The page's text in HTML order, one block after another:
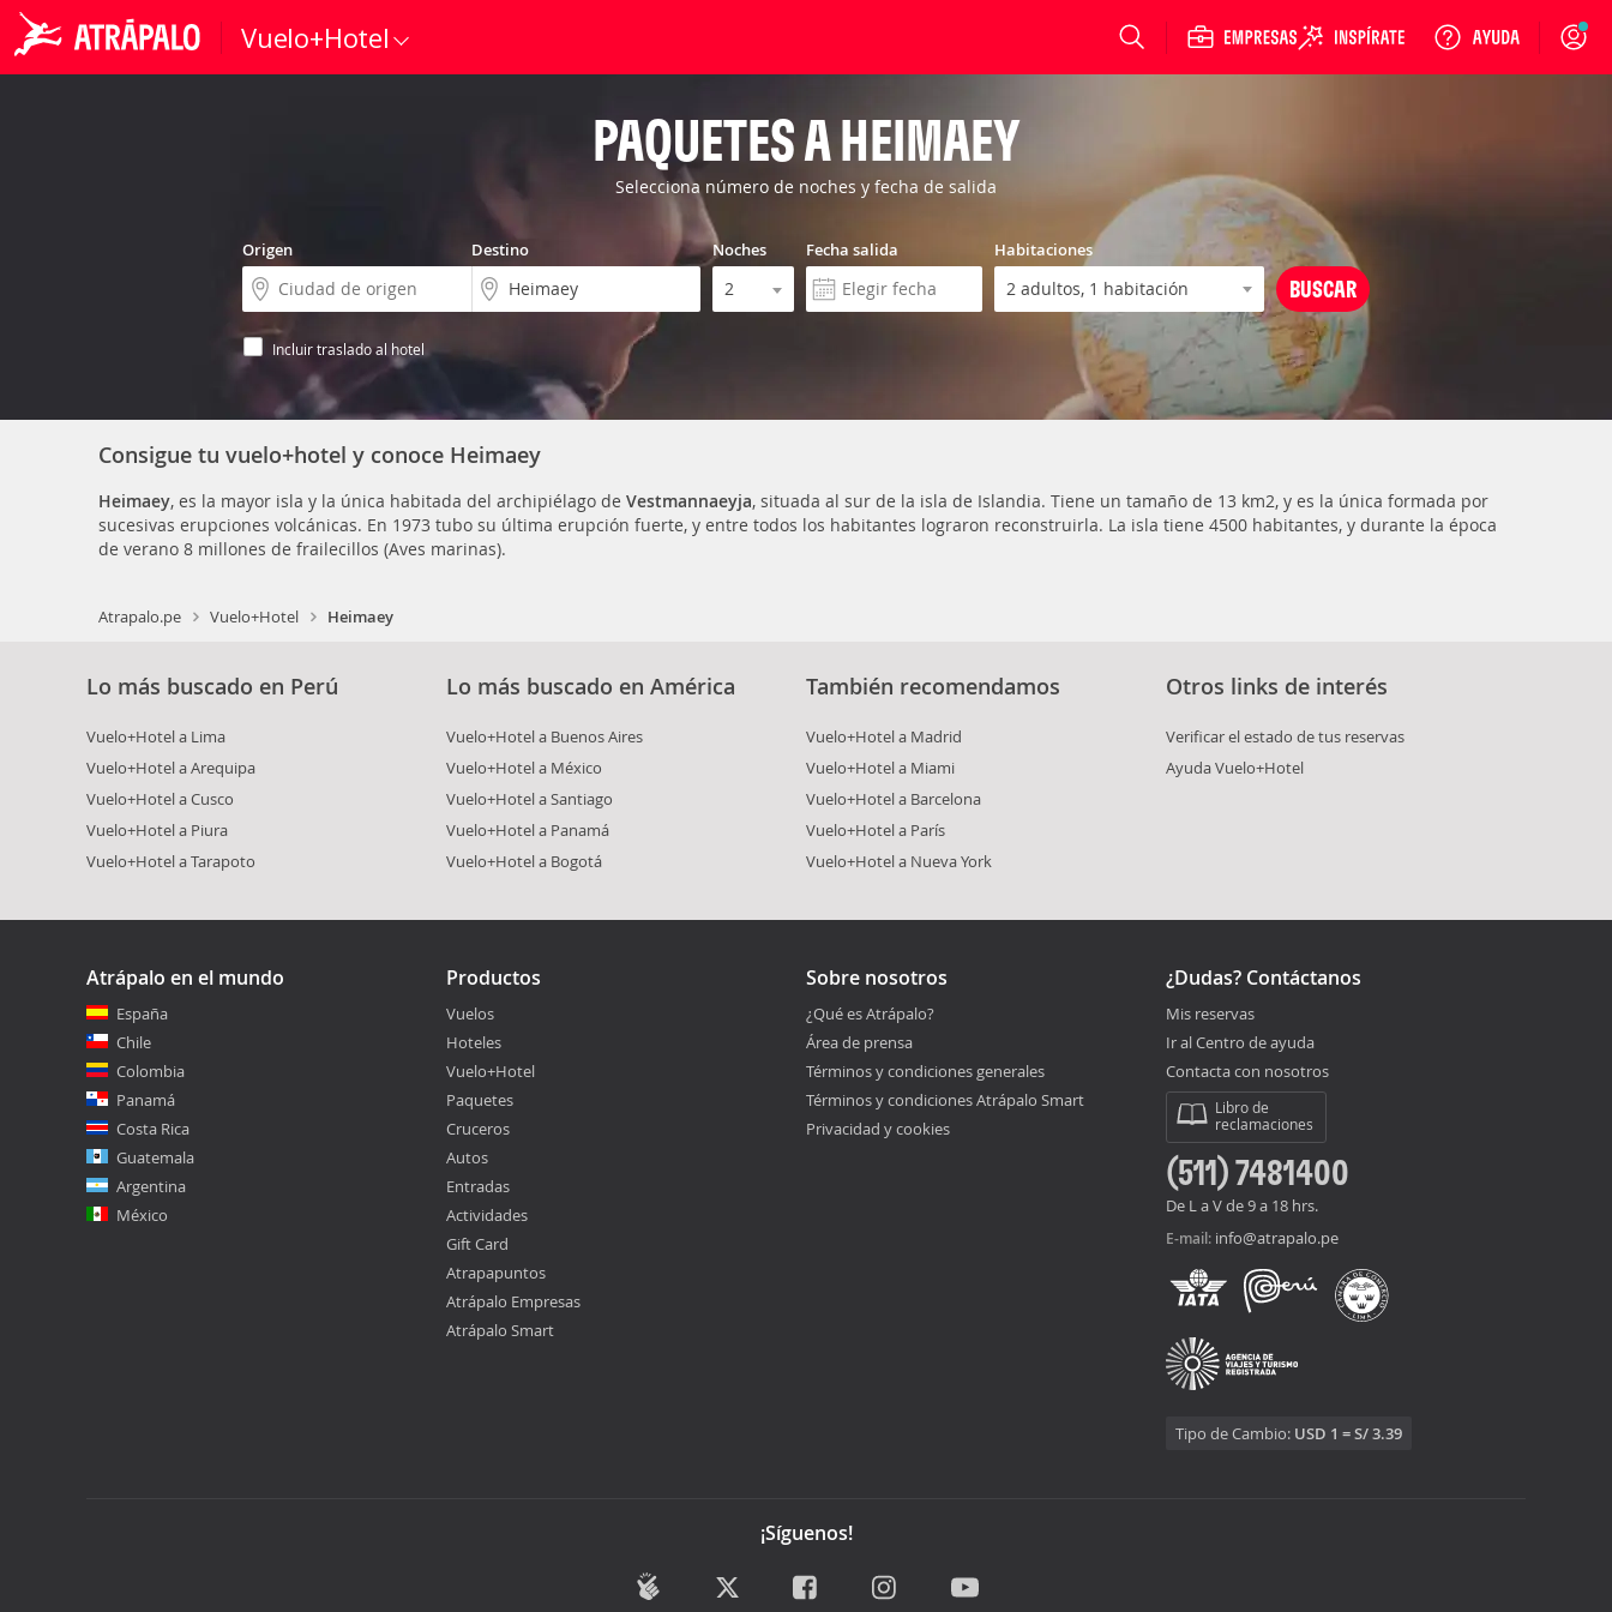
Vuelo+Hotel Login
PAQUETES A HEIMAEY
Selecciona número de noches y fecha de salida
Origen Destino Noches Fecha salida Habitaciones
Incluir traslado al hotel
Consigue tu vuelo+hotel y conoce Heimaey
Heimaey, es la mayor isla y la única habitada del archipiélago de Vestmannaeyja, situada al sur de la isla de Islandia. Tiene un tamaño de 13 km2, y es la única formada por
sucesivas erupciones volcánicas. En 1973 tubo su última erupción fuerte, y entre todos los habitantes lograron reconstruirla. La isla tiene 4500 habitantes, y durante la época
de verano 8 millones de frailecillos (Aves marinas).
Atrapalo.pe Vuelo+Hotel Heimaey
Lo más buscado en Perú
Vuelo+Hotel a Lima
Vuelo+Hotel a Arequipa
Vuelo+Hotel a Cusco
Vuelo+Hotel a Piura
Vuelo+Hotel a Tarapoto
Lo más buscado en América
Vuelo+Hotel a Buenos Aires
Vuelo+Hotel a México
Vuelo+Hotel a Santiago
Vuelo+Hotel a Panamá
Vuelo+Hotel a Bogotá
También recomendamos
Vuelo+Hotel a Madrid
Vuelo+Hotel a Miami
Vuelo+Hotel a Barcelona
Vuelo+Hotel a París
Vuelo+Hotel a Nueva York
Otros links de interés
Verificar el estado de tus reservas
Ayuda Vuelo+Hotel
Atrápalo en el mundo
España
Chile
Colombia
Panamá
Costa Rica
Guatemala
Argentina
México
Productos
Vuelos
Hoteles
Vuelo+Hotel
Paquetes
Cruceros
Autos
Entradas
Actividades
Gift Card
Atrapapuntos
Atrápalo Empresas
Atrápalo Smart
Sobre nosotros
¿Qué es Atrápalo?
Área de prensa
Términos y condiciones generales
Términos y condiciones Atrápalo Smart
Privacidad y cookies
¿Dudas? Contáctanos
Mis reservas
Ir al Centro de ayuda
Contacta con nosotros
Libro de
reclamaciones
(511) 7481400
De L a V de 9 a 18 hrs.
E-mail: info@atrapalo.pe
Tipo de Cambio: USD 1 = S/ 3.39
¡Síguenos!